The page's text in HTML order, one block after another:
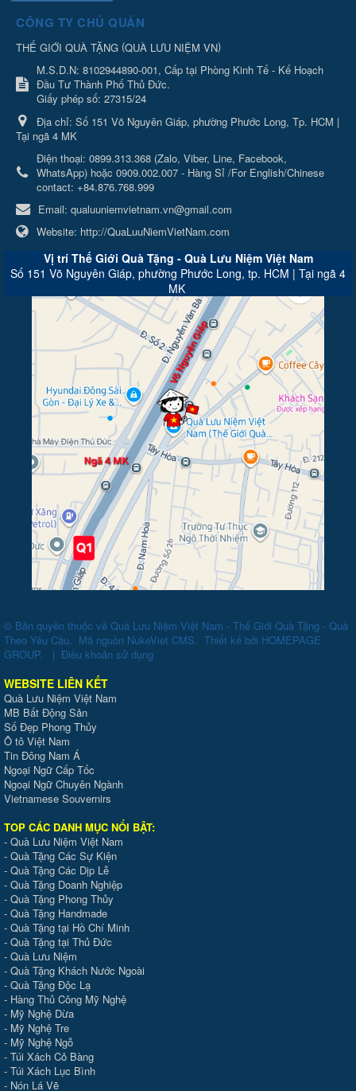
CÔNG TY CHỦ QUẢN
THẾ GIỚI QUÀ TẶNG (QUÀ LƯU NIỆM VN)
M.S.D.N: 8102944890-001, Cấp tại Phòng Kinh Tế - Kế Hoạch
Đầu Tư Thành Phố Thủ Đức.
Giấy phép số: 27315/24
Địa chỉ: Số 151 Võ Nguyên Giáp, phường Phước Long, Tp. HCM |
Tại ngã 4 MK
Điện thoại: 0899.313.368 (Zalo, Viber, Line, Facebook,
WhatsApp) hoặc 0909.002.007 - Hàng Sỉ /For English/Chinese
contact: +84.876.768.999
Email: qualuuniemvietnam.vn@gmail.com
Website: http://QuaLuuNiemVietNam.com
Vị trí Thế Giới Quà Tặng - Quà Lưu Niệm Việt Nam
Số 151 Võ Nguyên Giáp, phường Phước Long, tp. HCM | Tại ngã 4
MK
© Bản quyền thuộc về Quà Lưu Niệm Việt Nam - Thế Giới Quà Tặng - Quà
Theo Yêu Cầu
Mã nguồn NukeViet CMS Thiết kế bởi HOMEPAGE
GROUP. | Điều khoản sử dụng
WEBSITE LIÊN KẾT
Quà Lưu Niệm Việt Nam
MB Bất Động Sản
Số Đẹp Phong Thủy
Ô tô Việt Nam
Tin Đông Nam Á
Ngoại Ngữ Cấp Tốc
Ngoại Ngữ Chuyên Ngành
Vietnamese Souvernirs
TOP CÁC DANH MỤC NỔI BẬT:
- Quà Lưu Niệm Việt Nam
- Quà Tặng Các Sự Kiện
- Quà Tặng Các Dịp Lễ
- Quà Tặng Doanh Nghiệp
- Quà Tặng Phong Thủy
- Quà Tặng Handmade
- Quà Tặng tại Hồ Chí Minh
- Quà Tặng tại Thủ Đức
- Quà Lưu Niệm
- Quà Tặng Khách Nước Ngoài
- Quà Tặng Độc Lạ
- Hàng Thủ Công Mỹ Nghệ
- Mỹ Nghệ Dừa
- Mỹ Nghệ Tre
- Mỹ Nghệ Ngỗ
- Túi Xách Cỏ Bàng
- Túi Xách Lục Bình
- Nón Lá Vẽ